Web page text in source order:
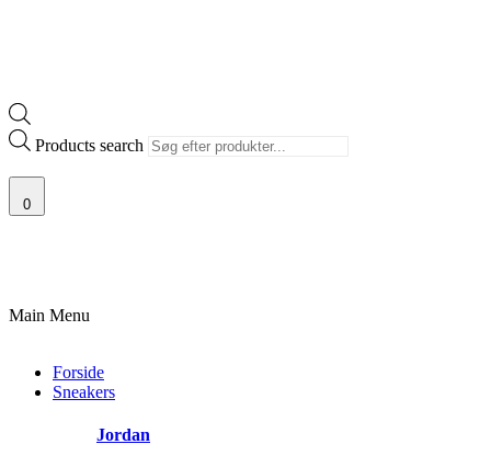
Products search
0
Main Menu
Forside
Sneakers
Jordan